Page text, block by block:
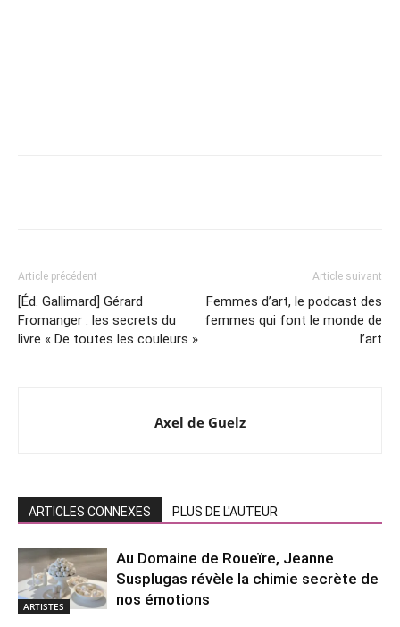
Article précédent
[Éd. Gallimard] Gérard
Fromanger : les secrets du
livre « De toutes les couleurs »
Article suivant
Femmes d’art, le podcast des
femmes qui font le monde de
l’art
Axel de Guelz
ARTICLES CONNEXES PLUS DE L'AUTEUR
ARTISTES
Au Domaine de Roueïre, Jeanne
Susplugas révèle la chimie secrète de
nos émotions